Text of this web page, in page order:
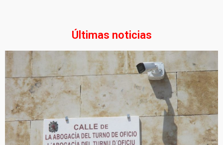
Últimas noticias